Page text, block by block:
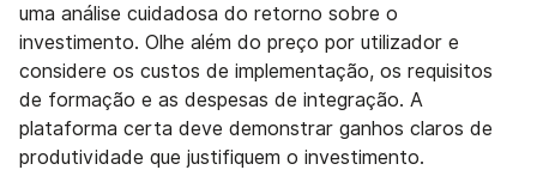
uma análise cuidadosa do retorno sobre o
investimento. Olhe além do preço por utilizador e
considere os custos de implementação, os requisitos
de formação e as despesas de integração. A
plataforma certa deve demonstrar ganhos claros de
produtividade que justifiquem o investimento.